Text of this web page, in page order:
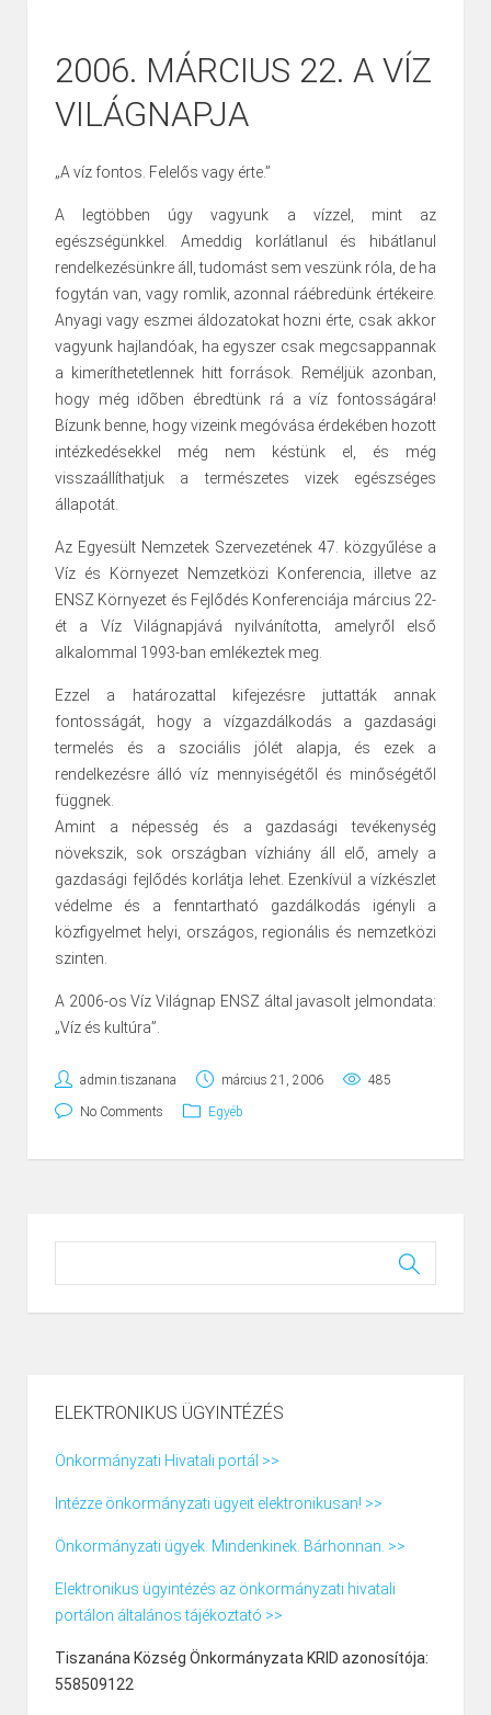
2006. MÁRCIUS 22. A VÍZ
VILÁGNAPJA
„A víz fontos. Felelős vagy érte.”
A legtöbben úgy vagyunk a vízzel, mint az
egészségünkkel. Ameddig korlátlanul és hibátlanul
rendelkezésünkre áll, tudomást sem veszünk róla, de ha
fogytán van, vagy romlik, azonnal ráébredünk értékeire.
Anyagi vagy eszmei áldozatokat hozni érte, csak akkor
vagyunk hajlandóak, ha egyszer csak megcsappannak
a kimeríthetetlennek hitt források. Reméljük azonban,
hogy még idõben ébredtünk rá a víz fontosságára!
Bízunk benne, hogy vizeink megóvása érdekében hozott
intézkedésekkel még nem késtünk el, és még
visszaállíthatjuk a természetes vizek egészséges
állapotát.
Az Egyesült Nemzetek Szervezetének 47. közgyűlése a
Víz és Környezet Nemzetközi Konferencia, illetve az
ENSZ Környezet és Fejlődés Konferenciája március 22-
ét a Víz Világnapjává nyilvánította, amelyről első
alkalommal 1993-ban emlékeztek meg.
Ezzel a határozattal kifejezésre juttatták annak
fontosságát, hogy a vízgazdálkodás a gazdasági
termelés és a szociális jólét alapja, és ezek a
rendelkezésre álló víz mennyiségétől és minőségétől
függnek.
Amint a népesség és a gazdasági tevékenység
növekszik, sok országban vízhiány áll elő, amely a
gazdasági fejlődés korlátja lehet. Ezenkívül a vízkészlet
védelme és a fenntartható gazdálkodás igényli a
közfigyelmet helyi, országos, regionális és nemzetközi
szinten.
A 2006-os Víz Világnap ENSZ által javasolt jelmondata:
„Víz és kultúra”.
admin.tiszanana március 21, 2006 485
No Comments Egyéb
ELEKTRONIKUS ÜGYINTÉZÉS
Önkormányzati Hivatali portál >>
Intézze önkormányzati ügyeit elektronikusan! >>
Önkormányzati ügyek. Mindenkinek. Bárhonnan. >>
Elektronikus ügyintézés az önkormányzati hivatali
portálon általános tájékoztató >>
Tiszanána Község Önkormányzata KRID azonosítója:
558509122